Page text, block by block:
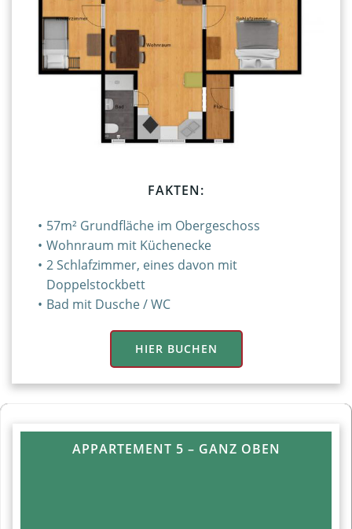
FAKTEN:
57m² Grundfläche im Obergeschoss
Wohnraum mit Küchenecke
2 Schlafzimmer, eines davon mit
Doppelstockbett
Bad mit Dusche / WC
HIER BUCHEN
APPARTEMENT 5 – GANZ OBEN